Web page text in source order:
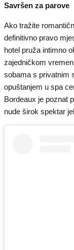
Savršen za parove
Ako tražite
definitivno pravo
hotel pruža intimno
zajedničkom
sobama s privatnim
opuštanjem u spa
Bordeaux je poznat
nude širok spektar